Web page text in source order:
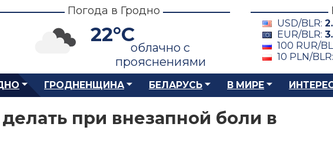
Погода в Гродно
22°C
облачно с
прояснениями
USD/BLR:
EUR/BLR:
100 RUR/
10 PLN/BLR:
ГРОДНЕНЩИНА БЕЛАРУСЬ В МИРЕ
при внезапной боли в